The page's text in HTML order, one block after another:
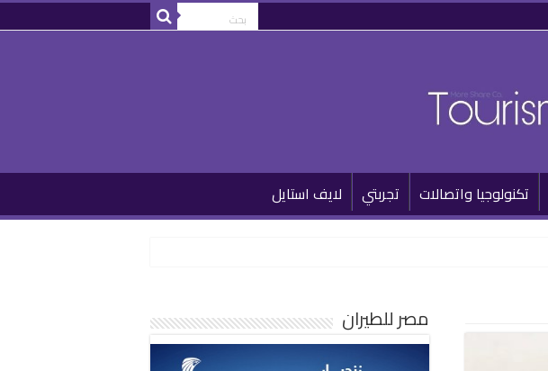
تكنولوجيا واتصالات تجربتي لايف استايل
مصر للطيران